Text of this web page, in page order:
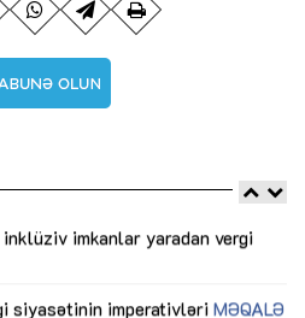
imkanlar yaradan vergi
siyasətinin imperativləri MƏQALƏ